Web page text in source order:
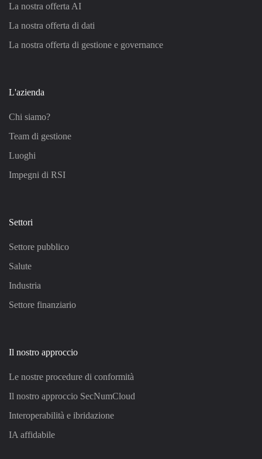
La nostra offerta AI
La nostra offerta di dati
La nostra offerta di gestione e governance
L'azienda
Chi siamo?
Team di gestione
Luoghi
Impegni di RSI
Settori
Settore pubblico
Salute
Industria
Settore finanziario
Il nostro approccio
Le nostre procedure di conformità
Il nostro approccio SecNumCloud
Interoperabilità e ibridazione
IA affidabile